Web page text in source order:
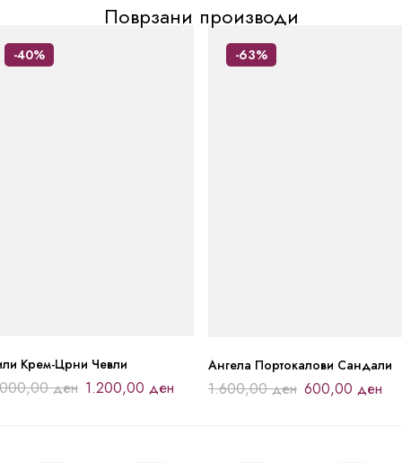
Поврзани производи
-40%
Крем-Црни Чевли
ден 1.200,00 ден
-63%
Ангела Портокалови Сандали
1.600,00ден 600,00 ден